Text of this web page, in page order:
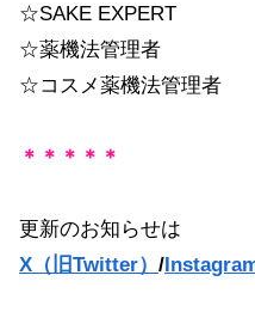
☆SAKE EXPERT
☆薬機法管理者
☆コスメ薬機法管理者
＊＊＊＊＊
更新のお知らせは
X（旧Twitter） /